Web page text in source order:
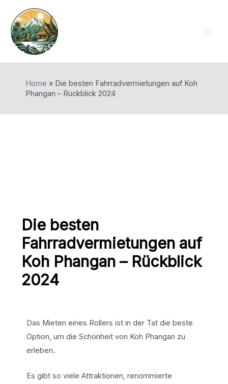
content
Home » Die besten Fahrradvermietungen auf Koh
Phangan – Rückblick 2024
Die besten
Fahrradvermietungen auf
Koh Phangan – Rückblick
2024
Das Mieten eines Rollers ist in der Tat die beste
Option, um die Schönheit von Koh Phangan zu
erleben.
Es gibt so viele Attraktionen, renommierte